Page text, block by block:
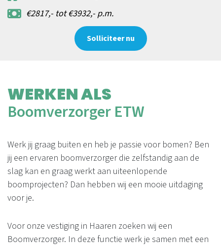
€2817,- tot €3932,- p.m.
Solliciteer nu
WERKEN ALS
Boomverzorger ETW
Werk jij graag buiten en heb je passie voor bomen? Ben
jij een ervaren boomverzorger die zelfstandig aan de
slag kan en graag werkt aan uiteenlopende
boomprojecten? Dan hebben wij een mooie uitdaging
voor je.
Voor onze vestiging in Haaren zoeken wij een
Boomverzorger. In deze functie werk je samen met een